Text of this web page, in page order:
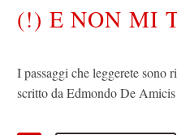
(!) E NON MI
I passaggi che leggerete
scritto da Edmondo De